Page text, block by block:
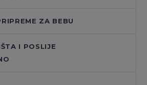
ZA BEBU
I POSLIJE